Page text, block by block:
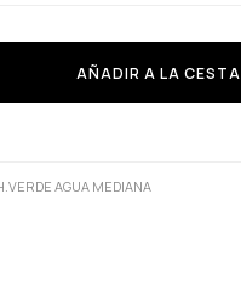
AÑADIR A LA CESTA
AGUA MEDIANA